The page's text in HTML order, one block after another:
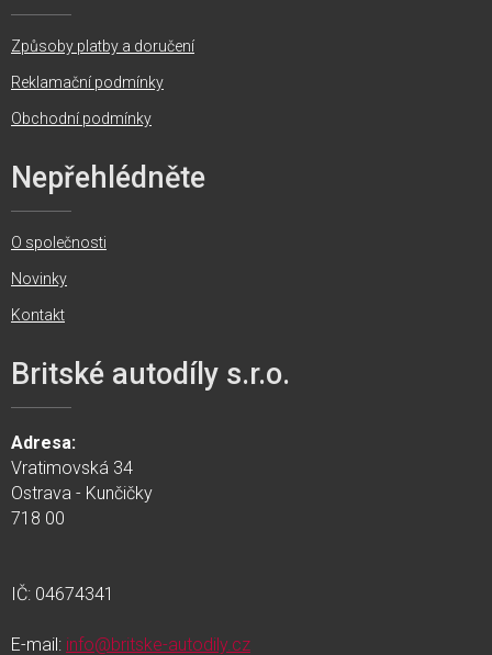
Způsoby platby a doručení
Reklamační podmínky
Obchodní podmínky
Nepřehlédněte
O společnosti
Novinky
Kontakt
Britské autodíly s.r.o.
Adresa:
Vratimovská 34
Ostrava - Kunčičky
718 00
IČ: 04674341
E-mail: info@britske-autodily.cz